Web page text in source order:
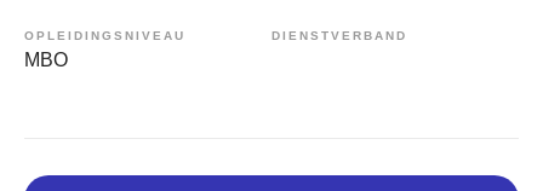
OPLEIDINGSNIVEAU
MBO
DIENSTVERBAND